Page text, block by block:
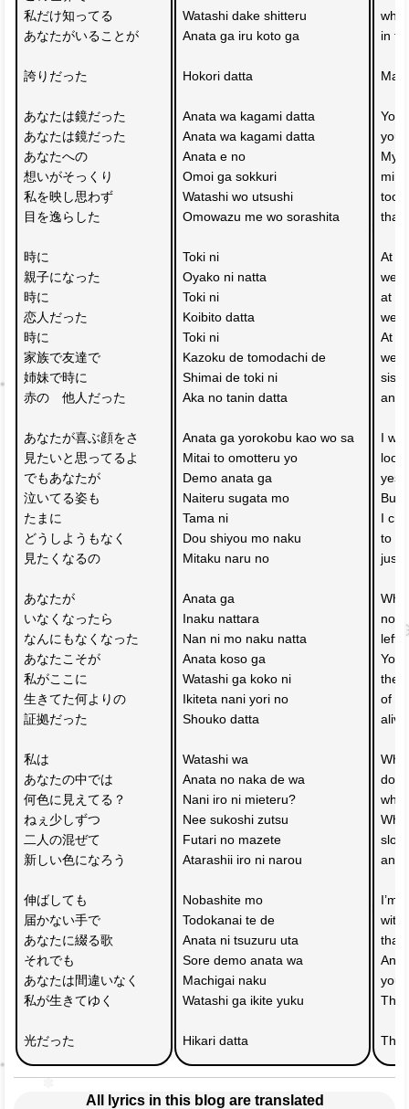
私だけ知ってる
あなたがいることが
誇りだった
あなたは鏡だった
あなたは鏡だった
あなたへの
想いがそっくり
私を映し思わず
目を逸らした
時に
親子になった
時に
恋人だった
時に
家族で友達で
姉妹で時に
赤の　他人だった
あなたが喜ぶ顔をさ
見たいと思ってるよ
でもあなたが
泣いてる姿も
たまに
どうしようもなく
見たくなるの
あなたが
いなくなったら
なんにもなくなった
あなたこそが
私がここに
生きてた何よりの
証拠だった
私は
あなたの中では
何色に見えてる？
ねぇ少しずつ
二人の混ぜて
新しい色になろう
伸ばしても
届かない手で
あなたに綴る歌
それでも
あなたは間違いなく
私が生きてゆく
光だった
Watashi dake shitteru
Anata ga iru koto ga
Hokori datta
Anata wa kagami datta
Anata wa kagami datta
Anata e no
Omoi ga sokkuri
Watashi wo utsushi
Omowazu me wo sorashita
Toki ni
Oyako ni natta
Toki ni
Koibito datta
Toki ni
Kazoku de tomodachi de
Shimai de toki ni
Aka no tanin datta
Anata ga yorokobu kao wo sa
Mitai to omotteru yo
Demo anata ga
Naiteru sugata mo
Tama ni
Dou shiyou mo naku
Mitaku naru no
Anata ga
Inaku nattara
Nan ni mo naku natta
Anata koso ga
Watashi ga koko ni
Ikiteta nani yori no
Shouko datta
Watashi wa
Anata no naka de wa
Nani iro ni mieteru?
Nee sukoshi zutsu
Futari no mazete
Atarashii iro ni narou
Nobashite mo
Todokanai te de
Anata ni tsuzuru uta
Sore demo anata wa
Machigai naku
Watashi ga ikite yuku
Hikari datta
in
You
you
My
too
that
At
we
at
we
At
we
and
I
look
yes
But
I
to
just
left
You
the
of
alive
do
Why
and
I’m
with
that
And
you
The
The
All lyrics in this blog are translated